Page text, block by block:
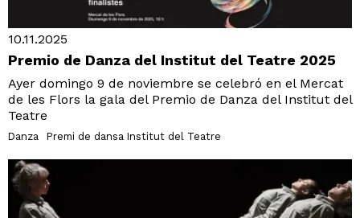
10.11.2025
Premio de Danza del Institut del Teatre 2025
Ayer domingo 9 de noviembre se celebró en el Mercat
de les Flors la gala del Premio de Danza del Institut del
Teatre
Danza Premi de dansa Institut del Teatre